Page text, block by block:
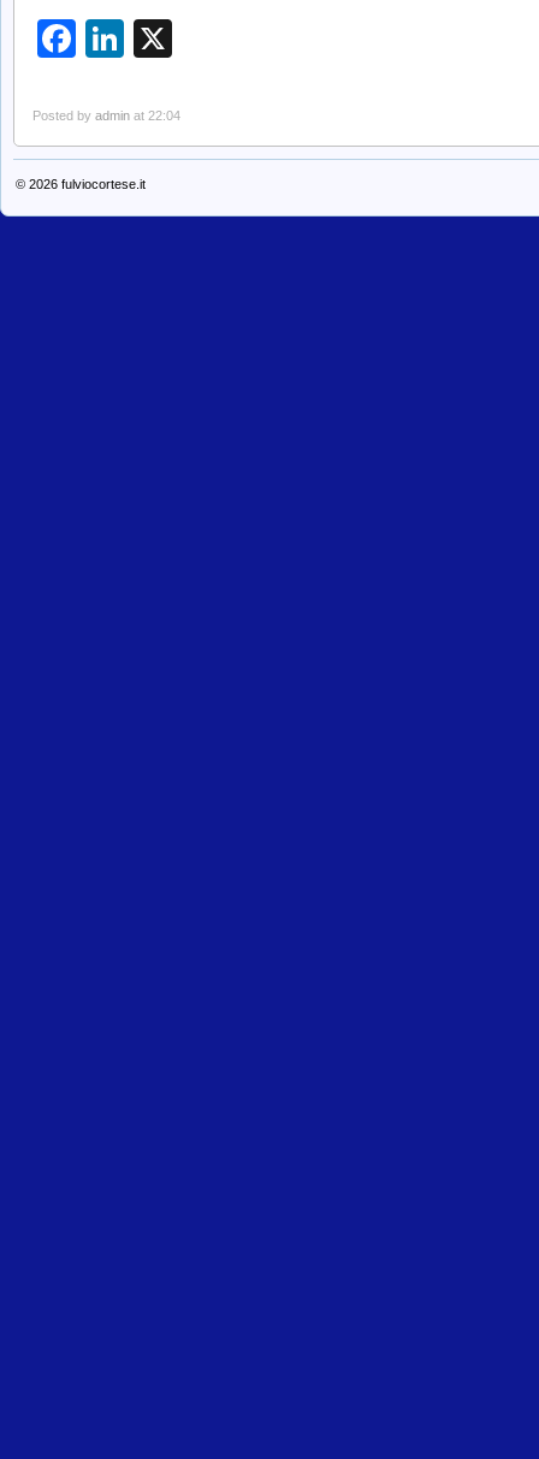
Facebook
LinkedIn
Posted by admin at 22:04
© 2026 fulviocortese.it